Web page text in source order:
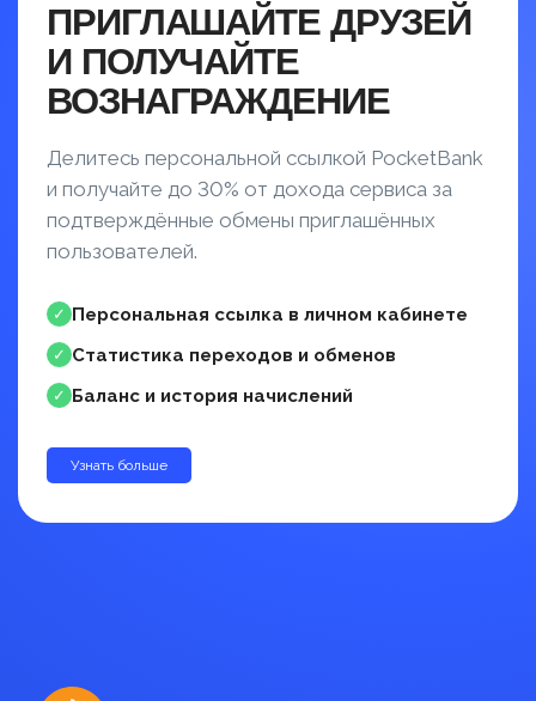
ПРИГЛАШАЙТЕ ДРУЗЕЙ
И ПОЛУЧАЙТЕ
ВОЗНАГРАЖДЕНИЕ
Делитесь персональной ссылкой PocketBank
и получайте до 30% от дохода сервиса за
подтверждённые обмены приглашённых
пользователей.
✓ Персональная ссылка в личном кабинете
✓ Статистика переходов и обменов
✓ Баланс и история начислений
Узнать больше